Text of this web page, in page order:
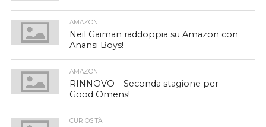
AMAZON
Neil Gaiman raddoppia su Amazon con
Anansi Boys!
AMAZON
RINNOVO – Seconda stagione per
Good Omens!
CURIOSITÀ